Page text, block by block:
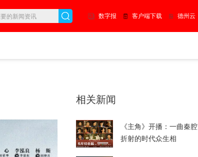
数字报 客户端下载 德州云
相关新闻
​《主角》开播：一曲秦腔
折射的时代众生相